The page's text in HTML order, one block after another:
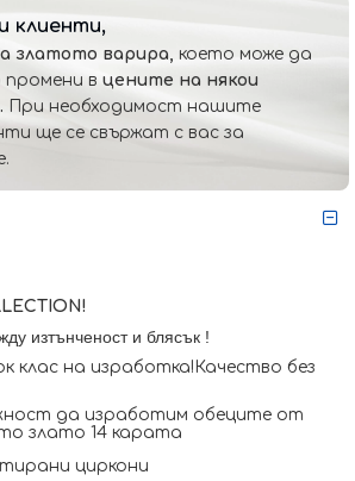
клиенти,
златото варира, което може да
промени в цените на някои
При необходимост нашите
ще се свържат с вас за
изтънченост и блясък !
клас на изработка!Качество без
да изработим обеците от
злато 14 карата
циркони